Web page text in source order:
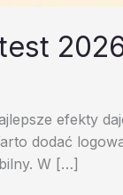
efekty
dodać
W […]